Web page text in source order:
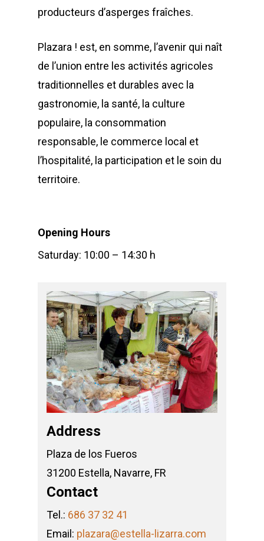
producteurs d’asperges fraîches.
Plazara ! est, en somme, l’avenir qui naît
de l’union entre les activités agricoles
traditionnelles et durables avec la
gastronomie, la santé, la culture
populaire, la consommation
responsable, le commerce local et
l’hospitalité, la participation et le soin du
territoire.
Opening Hours
Saturday: 10:00 – 14:30 h
Address
Plaza de los Fueros
31200 Estella, Navarre, FR
Contact
Tel.: 686 37 32 41
Email: plazara@estella-lizarra.com